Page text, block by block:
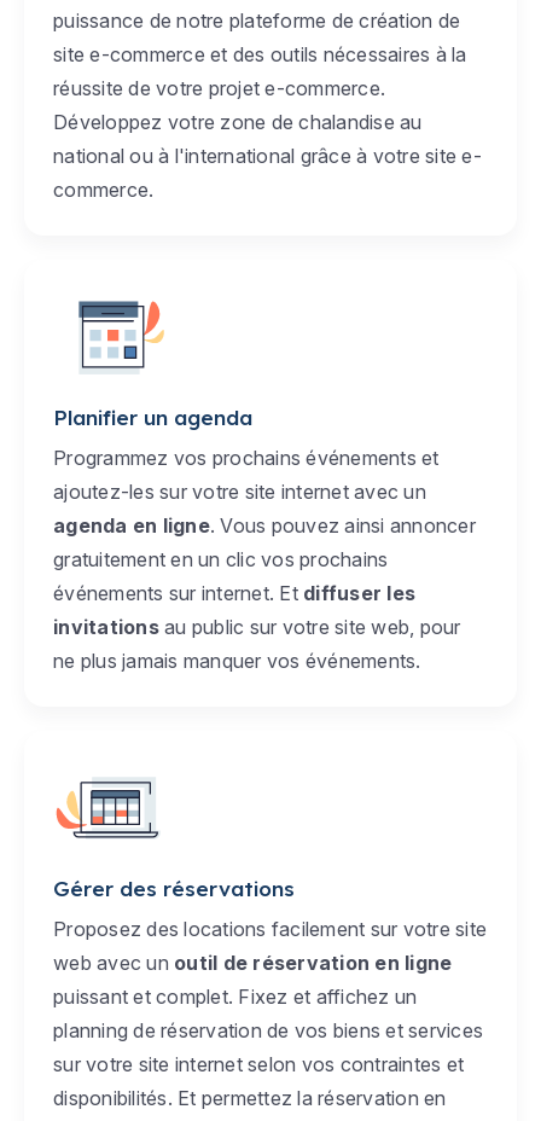
puissance de notre plateforme de création de
site e-commerce et des outils nécessaires à la
réussite de votre projet e-commerce.
Développez votre zone de chalandise au
national ou à l'international grâce à votre site e-
commerce.
Planifier un agenda
Programmez vos prochains événements et
ajoutez-les sur votre site internet avec un
agenda en ligne. Vous pouvez ainsi annoncer
gratuitement en un clic vos prochains
événements sur internet. Et diffuser les
invitationsau public sur votre site web, pour
ne plus jamais manquer vos événements.
Gérer des réservations
Proposez des locations facilement sur votre site
web avec un outil de réservation en ligne
puissant et complet. Fixez et affichez un
planning de réservation de vos biens et services
sur votre site internet selon vos contraintes et
disponibilités. Et permettez la réservation en